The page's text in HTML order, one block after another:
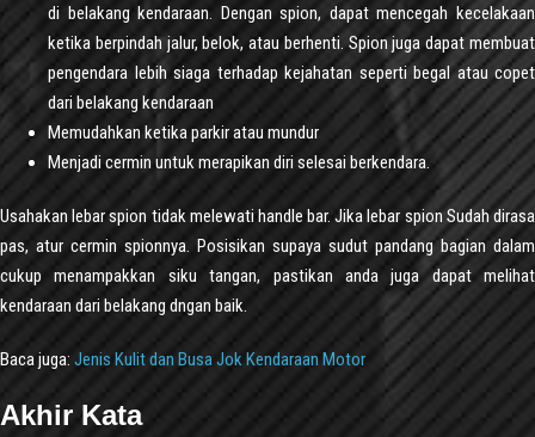
di belakang kendaraan. Dengan spion, dapat mencegah kecelakaan
ketika berpindah jalur, belok, atau berhenti. Spion juga dapat membuat
pengendara lebih siaga terhadap kejahatan seperti begal atau copet
dari belakang kendaraan
Memudahkan ketika parkir atau mundur
Menjadi cermin untuk merapikan diri selesai berkendara.
Usahakan lebar spion tidak melewati handle bar. Jika lebar spion Sudah dirasa
pas, atur cermin spionnya. Posisikan supaya sudut pandang bagian dalam
cukup menampakkan siku tangan, pastikan anda juga dapat melihat
kendaraan dari belakang dngan baik.
Baca juga: Jenis Kulit dan Busa Jok Kendaraan Motor
Akhir Kata